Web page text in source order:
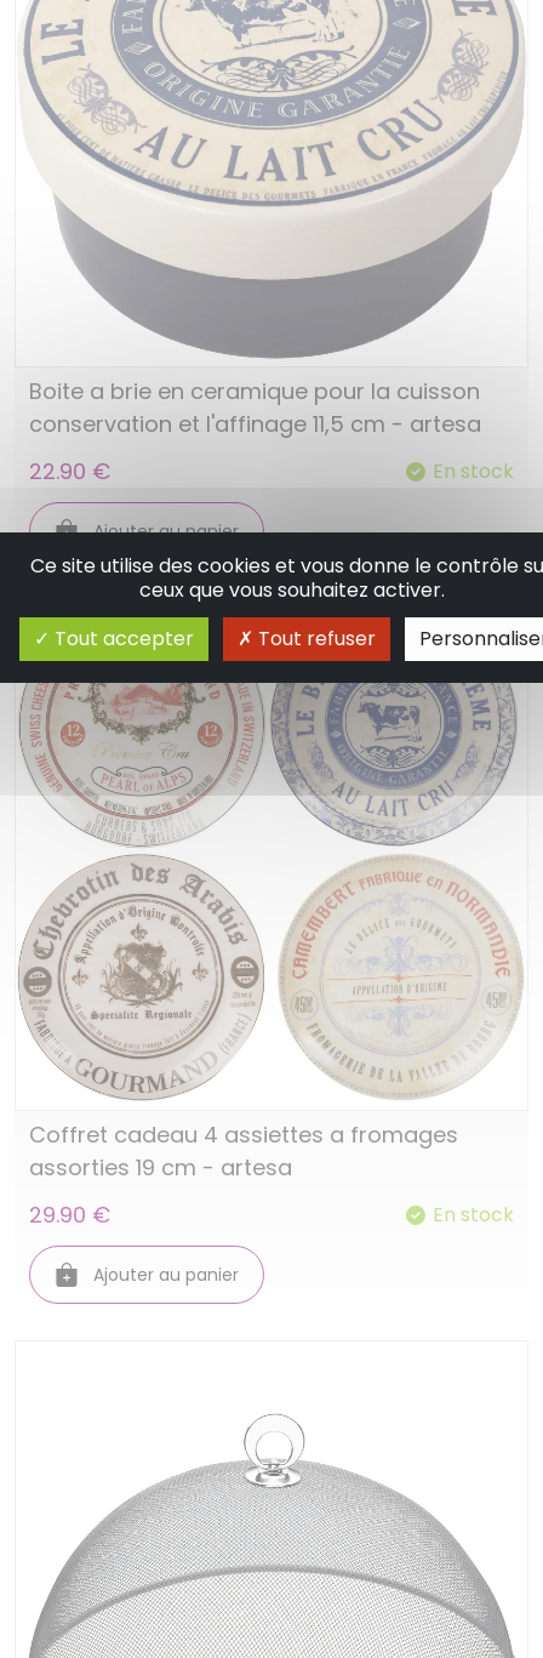
Boite a brie en ceramique pour la cuisson
conservation et l'affinage 11,5 cm - artesa
22.90 €
En stock
Ajouter au panier
Coffret cadeau 4 assiettes a fromages
assorties 19 cm - artesa
29.90 €
En stock
Ajouter au panier
Ce site utilise des cookies et vous donne le contrôle
ceux que vous souhaitez activer.
Tout accepter
Tout refuser